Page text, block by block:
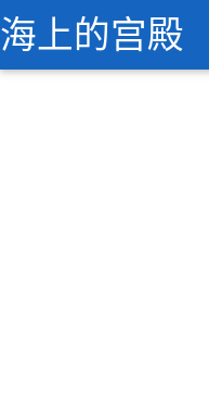
海上的宫殿